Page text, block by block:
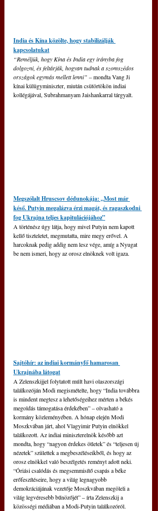
India és Kína közölte, hogy stabilizálják
kapcsolatukat
“Reméljük, hogy Kína és India egy irányba fog
dolgozni, és feltárják, hogyan tudnak a szomszédos
országok egymás mellett lenni” – mondta Vang Ji
kínai külügyminiszter, miután csütörtökön indiai
kollégájával, Subrahmanyam Jaishankarral tárgyalt.
Megszólalt Hruscsov dédunokája: „Most már
késő. Putyin megalázva érzi magát, és ragaszkodni
fog Ukrajna teljes kapitulációjához”
A történész úgy látja, hogy mivel Putyin nem kapott
kellő tiszteletet, megmutatta, mire megy erővel. A
harcoknak pedig addig nem lesz vége, amíg a Nyugat
be nem ismeri, hogy az orosz elnöknek volt igaza.
Sajtóhír: az indiai kormányfő hamarosan
Ukrajnába látogat
A Zelenszkijjel folytatott múlt havi olaszországi
találkozóján Modi megismételte, hogy “India továbbra
is mindent megtesz a lehetőségeihez mérten a békés
megoldás támogatása érdekében” – olvasható a
kormány közleményében. A hónap elején Modi
Moszkvában járt, ahol Vlagyimir Putyin elnökkel
találkozott. Az indiai miniszterelnök később azt
mondta, hogy “nagyon érdekes ötletek” és “teljesen új
nézetek” születtek a megbeszéléseikből, és hogy az
orosz elnökkel való beszélgetés reményt adott neki.
“Óriási csalódás és megsemmisítő csapás a béke
erőfeszítéseire, hogy a világ legnagyobb
demokráciájának vezetője Moszkvában megöleli a
világ legvéresebb bűnözőjét” – írta Zelenszkij a
közösségi médiában a Modi-Putyin találkozóról.